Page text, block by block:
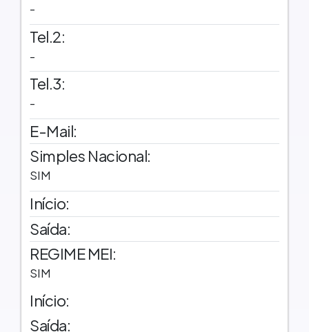
-
Tel.2:
-
Tel.3:
-
E-Mail:
Simples Nacional:
SIM
Início:
Saída:
REGIME MEI:
SIM
Início:
Saída: